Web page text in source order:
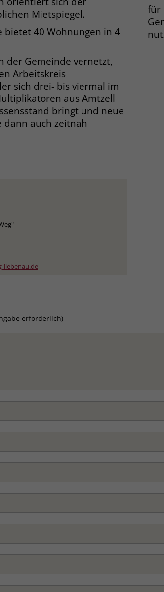
Mietspiegel.
bietet 40 Wohnungen in 4
der Gemeinde vernetzt,
Arbeitskreis
sich drei- bis viermal im
aus Amtzell
bringt und neue
auch zeitnah
für
liebenau.de
erforderlich)
platziert es, während
Facebook ist. Dieses
Besuche eines Nutzers
gesammelten Daten
Werbung zu zeigen.
keine persönlich
Informationen und wird
platziert, um Daten an